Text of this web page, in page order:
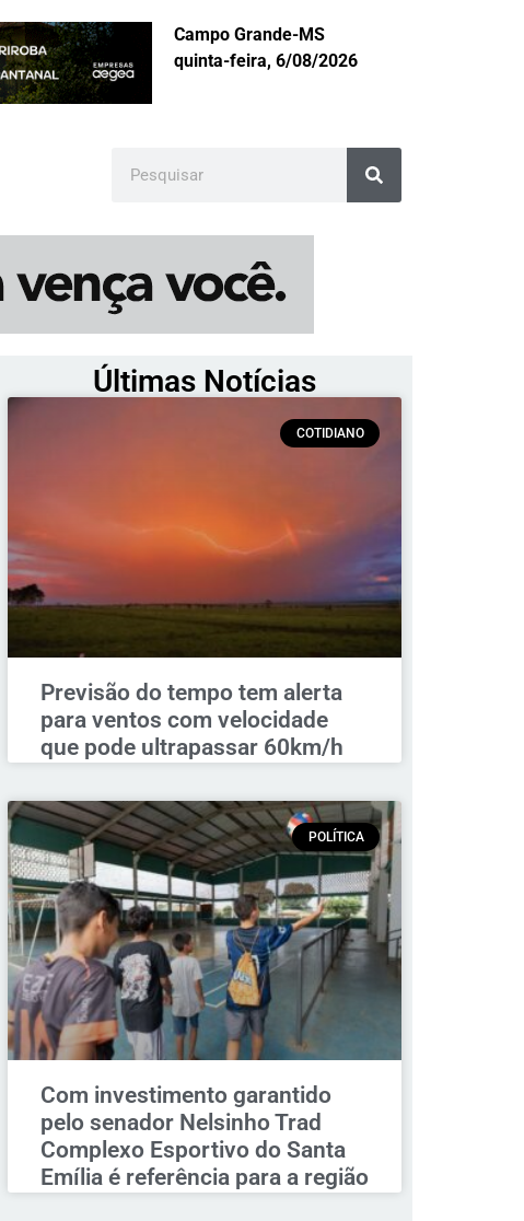
Campo Grande-MS
quinta-feira, 6/08/2026
Últimas Notícias
COTIDIANO
Previsão do tempo tem alerta
para ventos com velocidade
que pode ultrapassar 60km/h
POLÍTICA
Com investimento garantido
pelo senador Nelsinho Trad
Complexo Esportivo do Santa
Emília é referência para a região